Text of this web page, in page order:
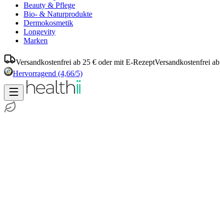
Beauty & Pflege
Bio- & Naturprodukte
Dermokosmetik
Longevity
Marken
Versandkostenfrei ab 25 € oder mit E-RezeptVersandkostenfrei
Hervorragend (4,66/5)